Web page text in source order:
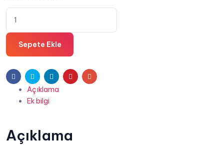
fiyat:
andaki
Senli
Zamanlar
-
Seçil
Başçeşme
adet
Sepete Ekle
FacebookTwitter LinkedinPinterestE-
Açıklama
Ek bilgi
Açıklama